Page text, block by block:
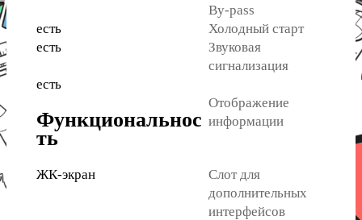
By-pass
есть
Холодный старт
есть
Звуковая
сигнализация
есть
Функциональнос
ть
Отображение
информации
ЖК-экран
Слот для
дополнительных
интерфейсов